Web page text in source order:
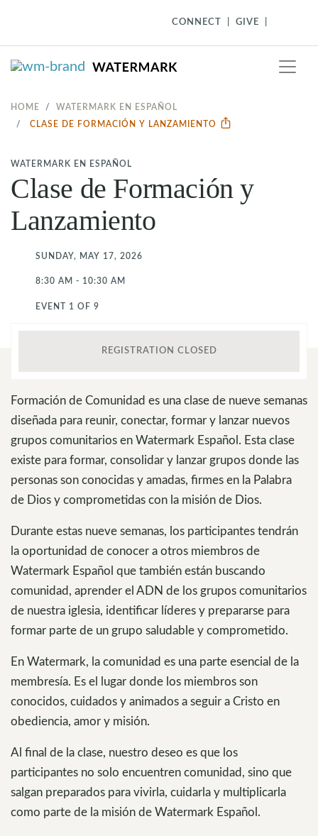
CONNECT GIVE
HOME
WATERMARK EN ESPAÑOL
CLASE DE FORMACIÓN Y LANZAMIENTO
WATERMARK EN ESPAÑOL
Clase de Formación y
Lanzamiento
SUNDAY, MAY 17, 2026
8:30 AM - 10:30 AM
EVENT 1 OF 9
REGISTRATION CLOSED
Formación de Comunidad es una clase de nueve semanas
diseñada para reunir, conectar, formar y lanzar nuevos
grupos comunitarios en Watermark Español. Esta clase
existe para formar, consolidar y lanzar grupos donde las
personas son conocidas y amadas, firmes en la Palabra
de Dios y comprometidas con la misión de Dios.
Durante estas nueve semanas, los participantes tendrán
la oportunidad de conocer a otros miembros de
Watermark Español que también están buscando
comunidad, aprender el ADN de los grupos comunitarios
de nuestra iglesia, identificar líderes y prepararse para
formar parte de un grupo saludable y comprometido.
En Watermark, la comunidad es una parte esencial de la
membresía. Es el lugar donde los miembros son
conocidos, cuidados y animados a seguir a Cristo en
obediencia, amor y misión.
Al final de la clase, nuestro deseo es que los
participantes no solo encuentren comunidad, sino que
salgan preparados para vivirla, cuidarla y multiplicarla
como parte de la misión de Watermark Español.